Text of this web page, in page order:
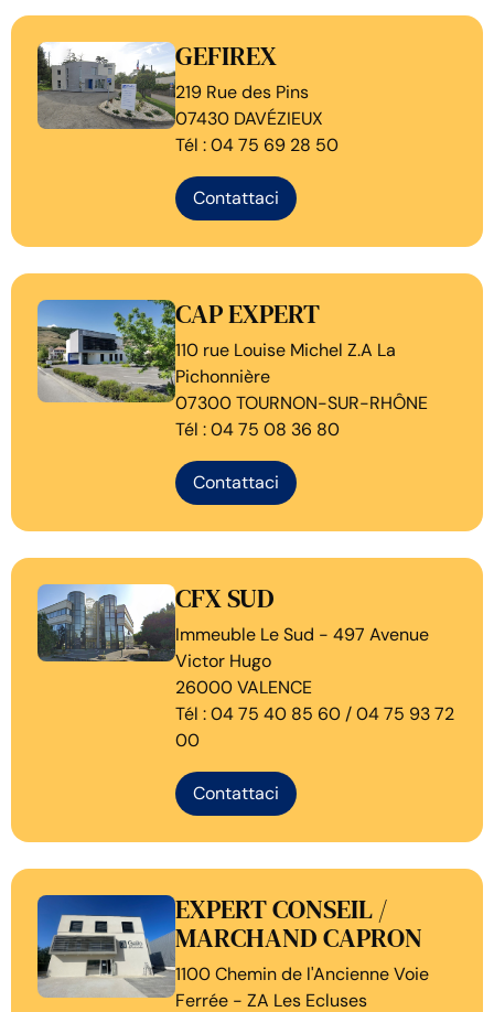
GEFIREX
219 Rue des Pins
07430 DAVÉZIEUX
Tél : 04 75 69 28 50
Contattaci
CAP EXPERT
110 rue Louise Michel Z.A La
Pichonnière
07300 TOURNON-SUR-RHÔNE
Tél : 04 75 08 36 80
Contattaci
CFX SUD
Immeuble Le Sud - 497 Avenue
Victor Hugo
26000 VALENCE
Tél : 04 75 40 85 60 / 04 75 93 72
00
Contattaci
EXPERT CONSEIL /
MARCHAND CAPRON
1100 Chemin de l'Ancienne Voie
Ferrée - ZA Les Ecluses